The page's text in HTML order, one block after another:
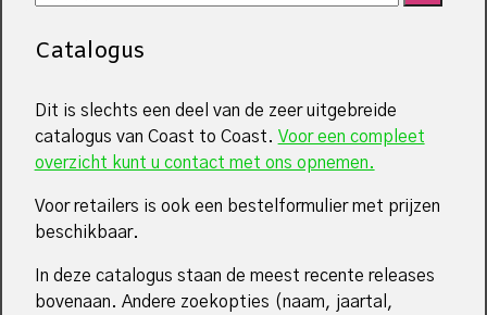
naar:
Catalogus
Dit is slechts een deel van de zeer uitgebreide
catalogus van Coast to Coast. Voor een compleet
overzicht kunt u contact met ons opnemen.
Voor retailers is ook een bestelformulier met prijzen
beschikbaar.
In deze catalogus staan de meest recente releases
bovenaan. Andere zoekopties (naam, jaartal,